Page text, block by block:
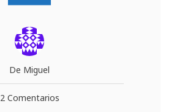
De Miguel
2 Comentarios